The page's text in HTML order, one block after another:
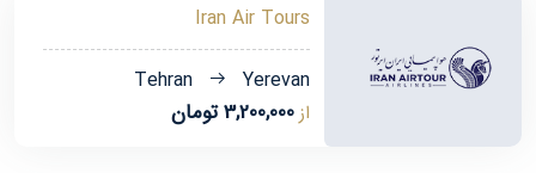
Iran Air Tours
Tehran Yerevan
از 3,200,000 تومان